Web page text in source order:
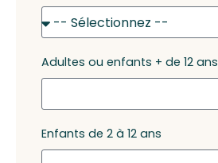
Adultes ou enfants + de 12 ans
Enfants de 2 à 12 ans